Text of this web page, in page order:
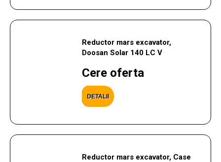
Reductor mars excavator,
Doosan Solar 140 LC V
Cere oferta
DETALII
Reductor mars excavator, Case